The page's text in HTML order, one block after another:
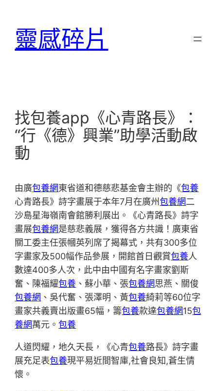
靈感碎片
找包養app《心青路長》：
“行《德》興業”助學活動啟
動
由廣包養網東省道和德慈悲基金會主辦的《包養
心青路長》詩字畫展于本年7月在廣州包養網二
沙島星海嶺南會館勝利展出。《心青路長》詩字
畫展包養網是慈悲義展，獲得各方共識！廣東省
關工委主任張幗英列席了揭幕式，共有300多位
字畫家及500幅作品參展，開館首日觀賞包養人
數達400多人次，此中由中國有名字畫家劉斯
奮、陳福耀包養 、蘇小華、張包養網思燕、關俊
包養網 、吳代奮、張澤明、黃包養綺莉等60位字
畫家共義賣出版畫65幅，籌包養款達包養網15包
養網萬元。包養
人道閃耀，地久天長，《心青包養路長》詩字畫
展充足表包養現平易近間智庫,社會良知,蒼生情
懷。